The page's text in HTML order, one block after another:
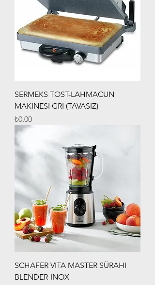
SERMEKS TOST-LAHMACUN
MAKINESI GRI (TAVASIZ)
Fiyat
₺0,00
SCHAFER VITA MASTER SÜRAHI
BLENDER-INOX